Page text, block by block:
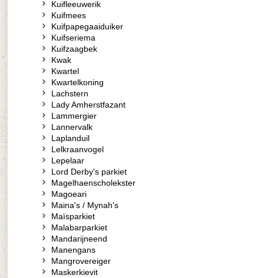
Kuifleeuwerik
Kuifmees
Kuifpapegaaiduiker
Kuifseriema
Kuifzaagbek
Kwak
Kwartel
Kwartelkoning
Lachstern
Lady Amherstfazant
Lammergier
Lannervalk
Laplanduil
Lelkraanvogel
Lepelaar
Lord Derby's parkiet
Magelhaenscholekster
Magoeari
Maina's / Mynah's
Maïsparkiet
Malabarparkiet
Mandarijneend
Manengans
Mangrovereiger
Maskerkievit